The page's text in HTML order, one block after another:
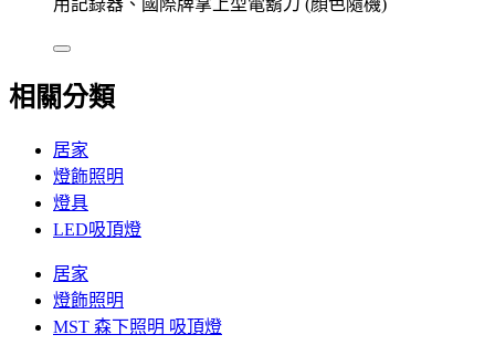
相關分類
居家
燈飾照明
燈具
LED吸頂燈
居家
燈飾照明
MST 森下照明 吸頂燈